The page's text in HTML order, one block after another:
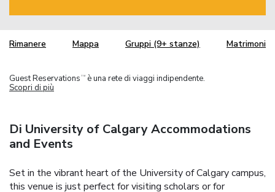
Rimanere Mappa Gruppi (9+ stanze) Matrimoni
Guest Reservations TM
è una rete di viaggi indipendente.
Scopri di più
Di University of Calgary Accommodations
and Events
Set in the vibrant heart of the University of Calgary campus,
this venue is just perfect for visiting scholars or for